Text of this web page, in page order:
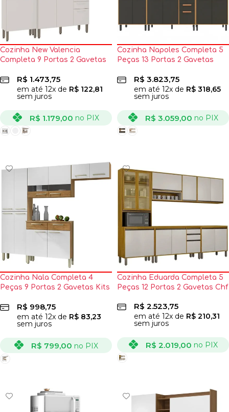
Cozinha New Valencia
Completa 9 Portas 2 Gavetas
R$ 1.473,75
em até 12x de R$ 122,81
sem juros
R$ 1.179,00 no PIX
Cozinha Napoles Completa 5
Peças 13 Portas 2 Gavetas
R$ 3.823,75
em até 12x de R$ 318,65
sem juros
R$ 3.059,00 no PIX
Cozinha Nala Completa 4
Peças 9 Portas 2 Gavetas Kits
R$ 998,75
em até 12x de R$ 83,23
sem juros
R$ 799,00 no PIX
Cozinha Eduarda Completa 5
Peças 12 Portas 2 Gavetas Chf
R$ 2.523,75
em até 12x de R$ 210,31
sem juros
R$ 2.019,00 no PIX